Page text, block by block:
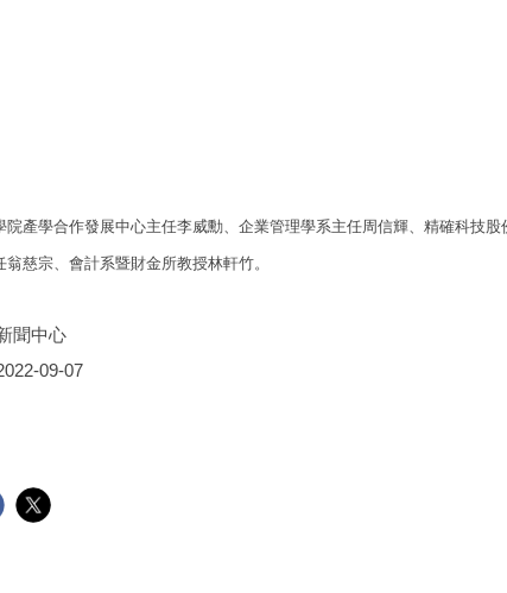
院產學合作發展中心主任李威勳、企業管理學系主任周信輝、精確科技
翁慈宗、會計系暨財金所教授林軒竹。
聞中心
09-07